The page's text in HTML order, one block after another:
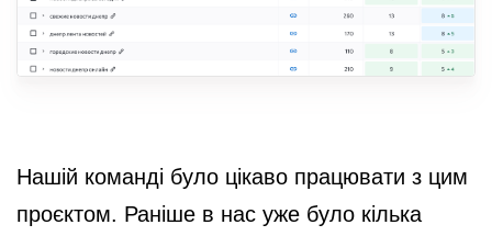
Нашій команді було цікаво працювати з цим
проєктом. Раніше в нас уже було кілька